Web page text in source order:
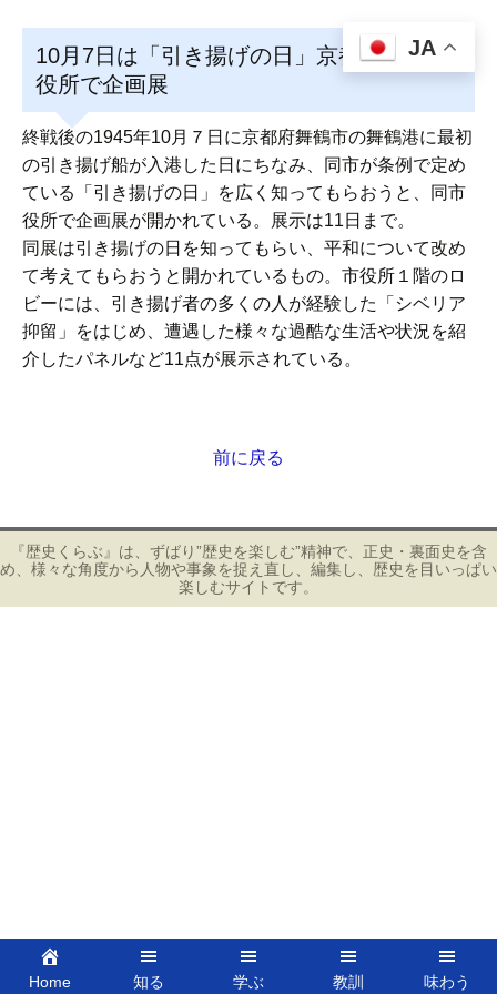
10月7日は「引き揚げの日」京都・舞鶴市
役所で企画展
終戦後の1945年10月７日に京都府舞鶴市の舞鶴港に最初
の引き揚げ船が入港した日にちなみ、同市が条例で定め
ている「引き揚げの日」を広く知ってもらおうと、同市
役所で企画展が開かれている。展示は11日まで。
同展は引き揚げの日を知ってもらい、平和について改め
て考えてもらおうと開かれているもの。市役所１階のロ
ビーには、引き揚げ者の多くの人が経験した「シベリア
抑留」をはじめ、遭遇した様々な過酷な生活や状況を紹
介したパネルなど11点が展示されている。
ナ
ビ
ゲ
ー
前に戻る
『歴史くらぶ』は、ずばり”歴史を楽しむ”精神で、正史・裏面史を含
め、様々な角度から人物や事象を捉え直し、編集し、歴史を目いっぱい
楽しむサイトです。
Home 知る 学ぶ 教訓 味わう
JA